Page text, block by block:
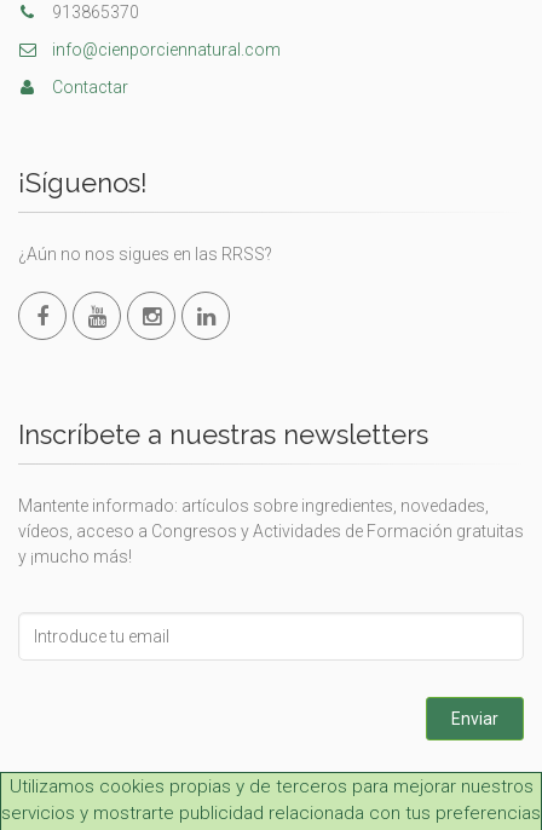
913865370
info@cienporciennatural.com
Contactar
¡Síguenos!
¿Aún no nos sigues en las RRSS?
Inscríbete a nuestras newsletters
Mantente informado: artículos sobre ingredientes, novedades,
vídeos, acceso a Congresos y Actividades de Formación gratuitas
y ¡mucho más!
this
field
Enviar
Utilizamos cookies propias y de terceros para mejorar nuestros
servicios y mostrarte publicidad relacionada con tus preferencias